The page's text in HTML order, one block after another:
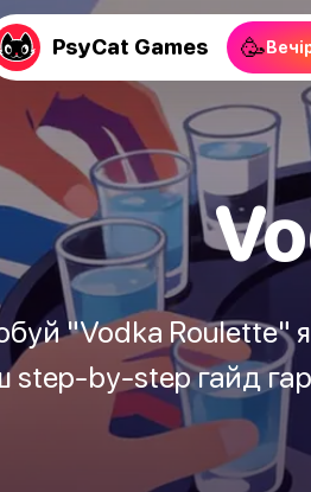
PsyCat Games 🥳
"Vodka Roulette"
step-by-step гайд